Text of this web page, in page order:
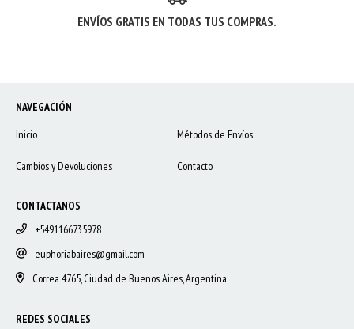
ENVÍOS GRATIS EN TODAS TUS COMPRAS.
NAVEGACIÓN
Inicio
Métodos de Envíos
Cambios y Devoluciones Contacto
CONTACTANOS
+5491166735978
euphoriabaires@gmail.com
Correa 4765, Ciudad de Buenos Aires, Argentina
REDES SOCIALES